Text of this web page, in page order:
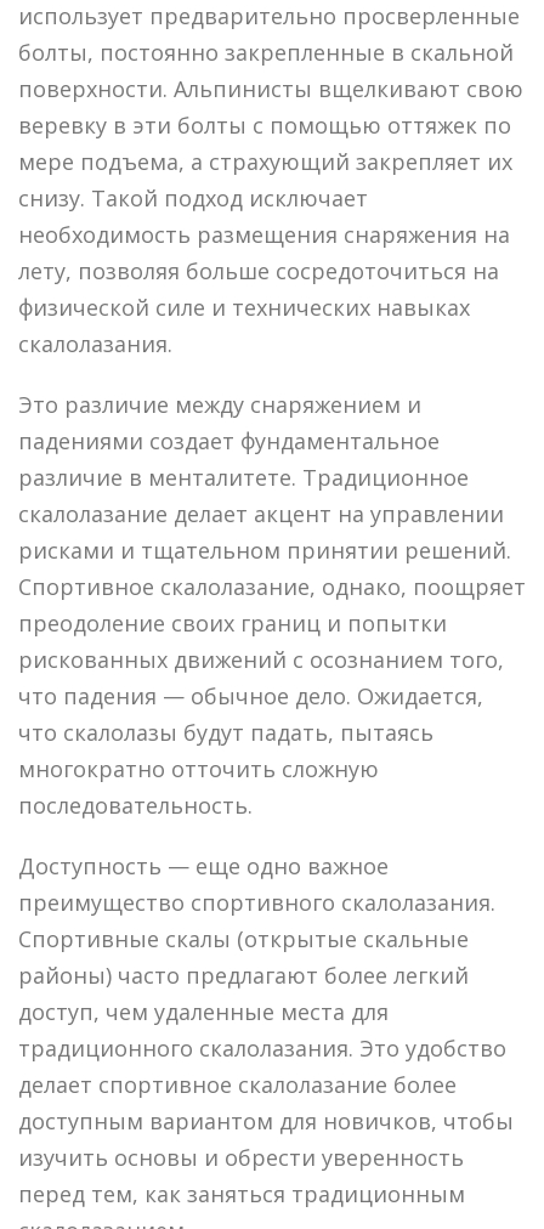
использует предварительно просверленные
болты, постоянно закрепленные в скальной
поверхности. Альпинисты вщелкивают свою
веревку в эти болты с помощью оттяжек по
мере подъема, а страхующий закрепляет их
снизу. Такой подход исключает
необходимость размещения снаряжения на
лету, позволяя больше сосредоточиться на
физической силе и технических навыках
скалолазания.
Это различие между снаряжением и
падениями создает фундаментальное
различие в менталитете. Традиционное
скалолазание делает акцент на управлении
рисками и тщательном принятии решений.
Спортивное скалолазание, однако, поощряет
преодоление своих границ и попытки
рискованных движений с осознанием того,
что падения — обычное дело. Ожидается,
что скалолазы будут падать, пытаясь
многократно отточить сложную
последовательность.
Доступность — еще одно важное
преимущество спортивного скалолазания.
Спортивные скалы (открытые скальные
районы) часто предлагают более легкий
доступ, чем удаленные места для
традиционного скалолазания. Это удобство
делает спортивное скалолазание более
доступным вариантом для новичков, чтобы
изучить основы и обрести уверенность
перед тем, как заняться традиционным